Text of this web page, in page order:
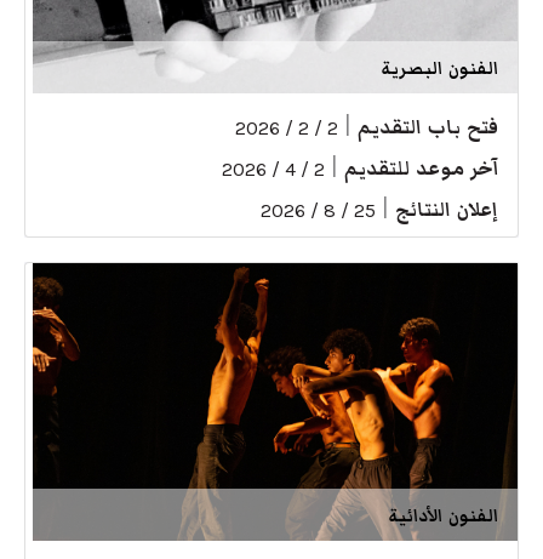
الفنون البصرية
فتح باب التقديم 2 / 2 / 2026
آخر موعد للتقديم 2 / 4 / 2026
إعلان النتائج 25 / 8 / 2026
الفنون الأدائية